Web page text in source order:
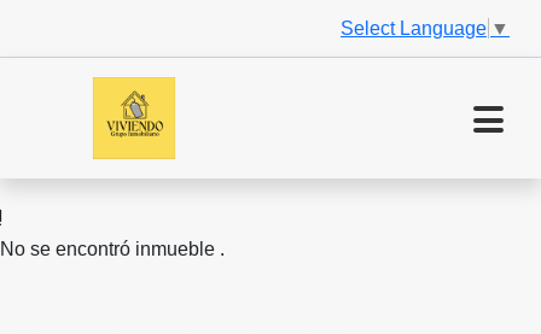
Select Language ▼
No se encontró inmueble .